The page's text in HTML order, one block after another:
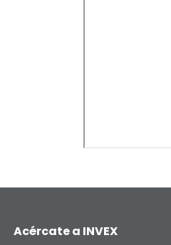
Acércate a INVEX